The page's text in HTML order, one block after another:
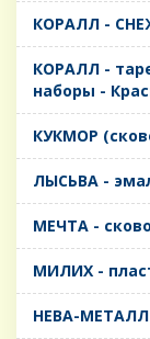
КОРАЛЛ -
КОРАЛЛ -
наборы -
КУКМОР
ЛЫСЬВА -
МЕЧТА -
МИЛИХ -
НЕВА-